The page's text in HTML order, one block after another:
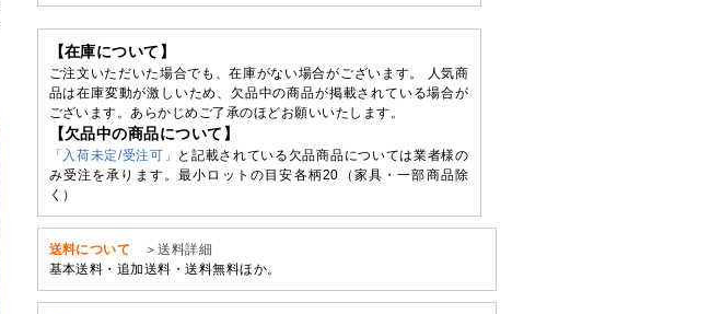
【在庫について】
ご注文いただいた場合でも、在庫がない場合がございます。 人気商
品は在庫変動が激しいため、欠品中の商品が掲載されている場合が
ございます。あらかじめご了承のほどお願いいたします。
【欠品中の商品について】
「入荷未定/受注可」
と記載されている欠品商品については業者様の
み受注を承ります。最小ロットの目安各柄20（家具・一部商品除
く）
送料について
＞送料詳細
基本送料・追加送料・送料無料ほか。